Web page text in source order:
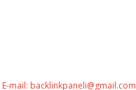
E-mail: backlinkpaneli@gmail.com